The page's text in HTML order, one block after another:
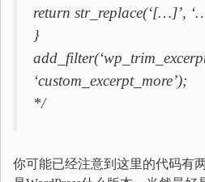
return str_replace(‘[…]’,
}
‘custom_excerpt_more’);
*/
你可能已经注意到这里的代码有